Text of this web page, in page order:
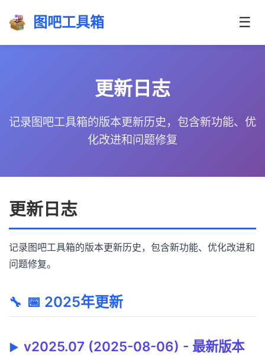
图吧工具箱 ☰
更新日志
记录图吧工具箱的版本更新历史，包含新功能、优
化改进和问题修复
更新日志
记录图吧工具箱的版本更新历史，包含新功能、优化改进和
问题修复。
📅 2025年更新
v2025.07 (2025-08-06) - 最新版本